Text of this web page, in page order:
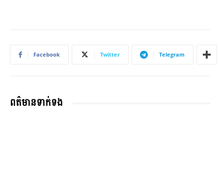
Facebook Twitter Telegram
ពត៌មានទាក់ទង